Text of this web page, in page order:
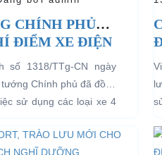
CHÍNH PHỦ
ĐIỂM XE ĐIỆN
KHÁCH DU
KHU VỰC
số 1318/TTg-CN ngày
Chính phủ đã đồng
sử dụng các loại xe 4